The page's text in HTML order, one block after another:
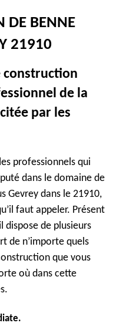
DE BENNE
21910
construction
de la
par les
professionnels qui
dans le domaine de
Gevrey dans le 21910,
faut appeler. Présent
dispose de plusieurs
de n’importe quels
que vous
où dans cette